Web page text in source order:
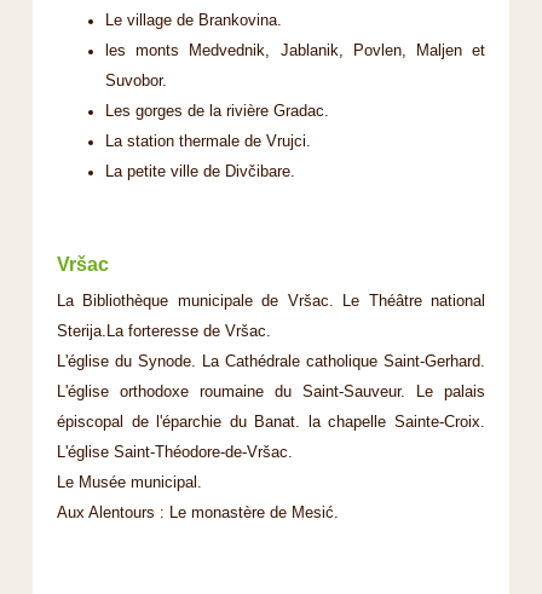
Le village de Brankovina.
les monts Medvednik, Jablanik, Povlen, Maljen et
Suvobor.
Les gorges de la rivière Gradac.
La station thermale de Vrujci.
La petite ville de Divčibare.
Vršac
La Bibliothèque municipale de Vršac. Le Théâtre national
Sterija.La forteresse de Vršac.
L'église du Synode. La Cathédrale catholique Saint-Gerhard.
L'église orthodoxe roumaine du Saint-Sauveur. Le palais
épiscopal de l'éparchie du Banat. la chapelle Sainte-Croix.
L'église Saint-Théodore-de-Vršac.
Le Musée municipal.
Aux Alentours : Le monastère de Mesić.